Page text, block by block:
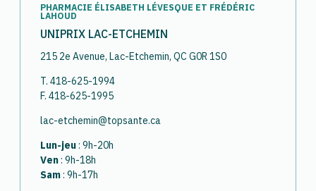
PHARMACIE ÉLISABETH LÉVESQUE ET FRÉDÉRIC
LAHOUD
UNIPRIX LAC-ETCHEMIN
215 2e Avenue, Lac-Etchemin, QC G0R 1S0
T. 418-625-1994
F. 418-625-1995
lac-etchemin@topsante.ca
Lun-jeu: 9h-20h
Ven: 9h-18h
Sam: 9h-17h